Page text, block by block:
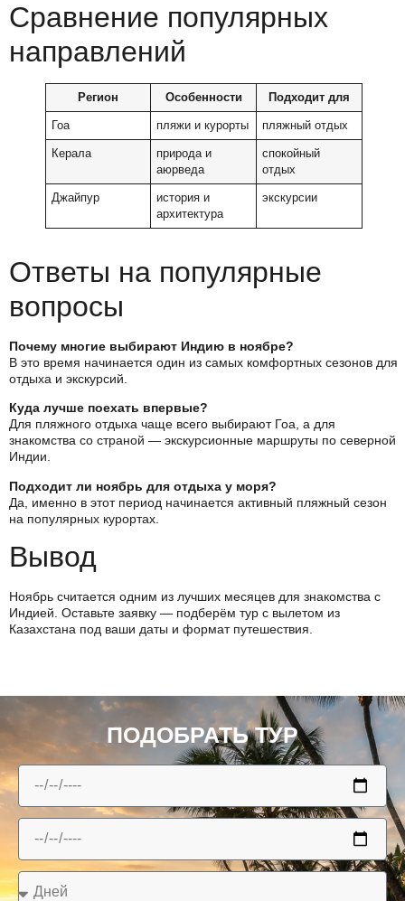
Сравнение популярных
направлений
Регион Особенности Подходит для
Гоа пляжи и курорты пляжный отдых
Керала
природа и
аюрведа
спокойный
отдых
Джайпур
история и
архитектура
экскурсии
Ответы на популярные
вопросы
Почему многие выбирают Индию в ноябре?
В это время начинается один из самых комфортных сезонов для
отдыха и экскурсий.
Куда лучше поехать впервые?
Для пляжного отдыха чаще всего выбирают Гоа, а для
знакомства со страной — экскурсионные маршруты по северной
Индии.
Подходит ли ноябрь для отдыха у моря?
Да, именно в этот период начинается активный пляжный сезон
на популярных курортах.
Вывод
Ноябрь считается одним из лучших месяцев для знакомства с
Индией. Оставьте заявку — подберём тур с вылетом из
Казахстана под ваши даты и формат путешествия.
ПОДОБРАТЬ ТУР